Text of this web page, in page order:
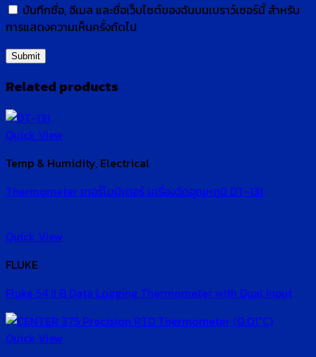
บันทึกชื่อ, อีเมล และชื่อเว็บไซต์ของฉันบนเบราว์เซอร์นี้ สำหรับ
การแสดงความเห็นครั้งถัดไป
Related products
Quick View
Temp & Humidity, Electrical
Thermometer เทอร์โมมิเตอร์ เครื่องวัดอุณหภูมิ DT-131
Quick View
FLUKE
Fluke 54 II B Data Logging Thermometer with Dual Input
Quick View